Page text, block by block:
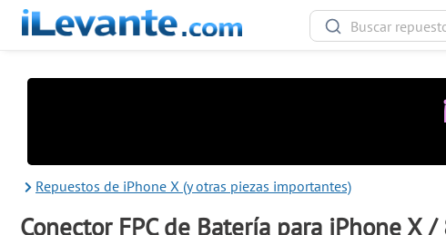
Repuestos de iPhone X (y otras piezas importantes)
Conector FPC de Batería para iPhone X